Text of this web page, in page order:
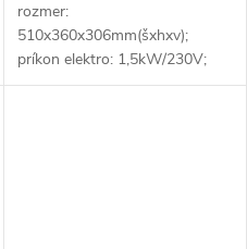
rozmer:
510x360x306mm(šxhxv);
príkon elektro: 1,5kW/230V;
mikrovlnný výkon: 1kW;